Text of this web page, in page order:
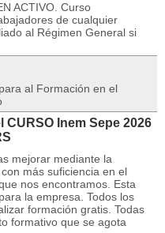
ACTIVO. Curso
de cualquier
al Régimen General si
al Formación en el
Inem Sepe 2026
mejorar mediante la
más suficiencia en el
nos encontramos. Esta
la empresa. Todos los
formación gratis. Todas
formativo que se agota